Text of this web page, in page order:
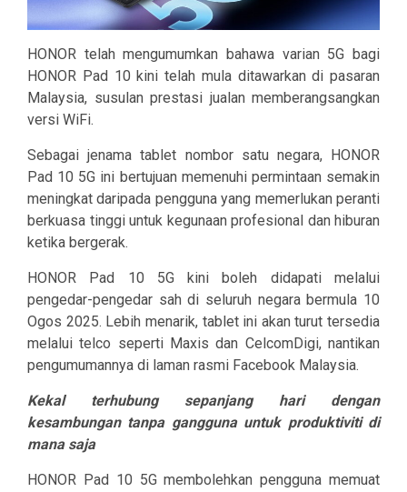
HONOR telah mengumumkan bahawa varian 5G bagi
HONOR Pad 10 kini telah mula ditawarkan di pasaran
Malaysia, susulan prestasi jualan memberangsangkan
versi WiFi.
Sebagai jenama tablet nombor satu negara, HONOR
Pad 10 5G ini bertujuan memenuhi permintaan semakin
meningkat daripada pengguna yang memerlukan peranti
berkuasa tinggi untuk kegunaan profesional dan hiburan
ketika bergerak.
HONOR Pad 10 5G kini boleh didapati melalui
pengedar-pengedar sah di seluruh negara bermula 10
Ogos 2025. Lebih menarik, tablet ini akan turut tersedia
melalui telco seperti Maxis dan CelcomDigi, nantikan
pengumumannya di laman rasmi Facebook Malaysia.
Kekal terhubung sepanjang hari dengan
kesambungan tanpa gangguna untuk produktiviti di
mana saja
HONOR Pad 10 5G membolehkan pengguna memuat